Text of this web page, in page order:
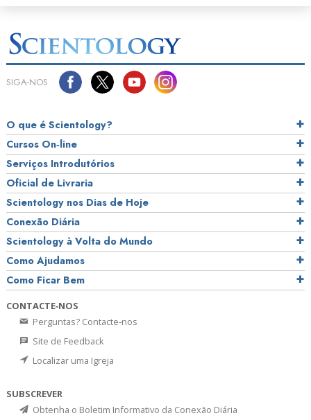
SIGA‑NOS
O que é Scientology?
Cursos On‑line
Serviços Introdutórios
Oficial de Livraria
Scientology nos Dias de Hoje
Conexão Diária
Scientology à Volta do Mundo
Como Ajudamos
Como Ficar Bem
CONTACTE‑NOS
Perguntas? Contacte‑nos
Site de Feedback
Localizar uma Igreja
SUBSCREVER
Obtenha o Boletim Informativo da Conexão Diária